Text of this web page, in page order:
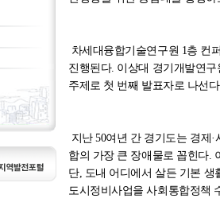
차세대융합기술연구원 1층 컨
진행된다. 이상대 경기개발연
주제로 첫 번째 발표자로 나선
지난 50여년 간 경기도는 경제
합의 가장 큰 장애물로 꼽힌다.
단, 도내 어디에서 살든 기본
도시정비사업을 사회통합정책